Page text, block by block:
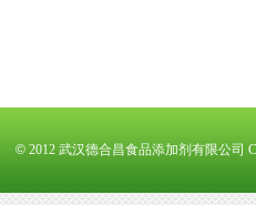
©2012 武汉德合昌食品添加剂有限公司